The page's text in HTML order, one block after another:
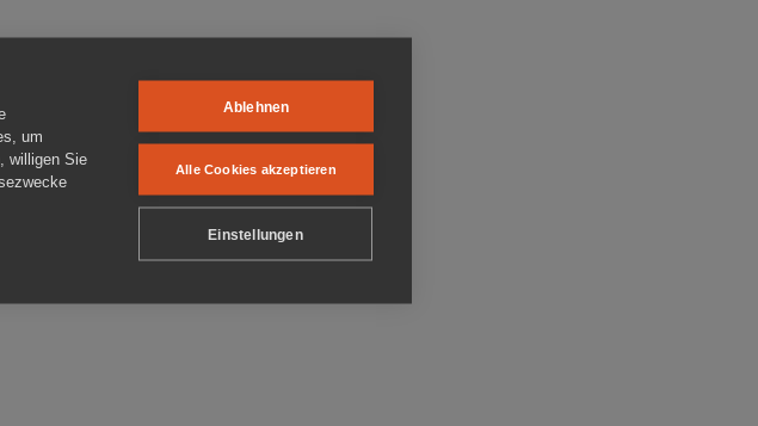
um
willigen Sie
Ablehnen
Alle Cookies akzeptieren
Einstellungen